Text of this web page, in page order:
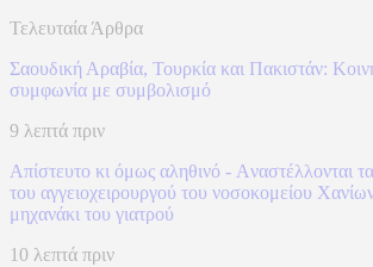
Τελευταία Άρθρα
Σαουδική Αραβία, Τουρκία και Πακιστάν:
συμφωνία με συμβολισμό
9 λεπτά πριν
Απίστευτο κι όμως αληθινό - Aναστέλλονται
του αγγειοχειρουργού του νοσοκομείου
μηχανάκι του γιατρού
10 λεπτά πριν